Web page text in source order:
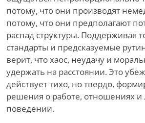
потому, что они производят
потому, что они предполагают
распад структуры. Поддерживая
стандарты и предсказуемые
верит, что хаос, неудачу и
удержать на расстоянии. Это
действует тихо, но твердо,
решения о работе, отношениях
поведении.